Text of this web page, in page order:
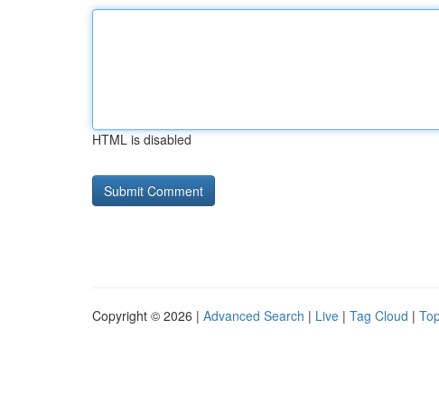
HTML is disabled
Copyright © 2026 | Advanced Search | Live | Tag Cloud |